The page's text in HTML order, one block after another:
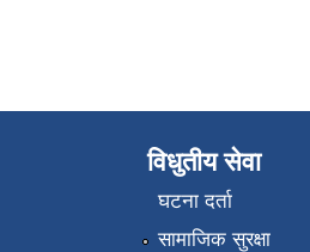
विधुतीय सेवा
घटना दर्ता
सामाजिक सुरक्षा